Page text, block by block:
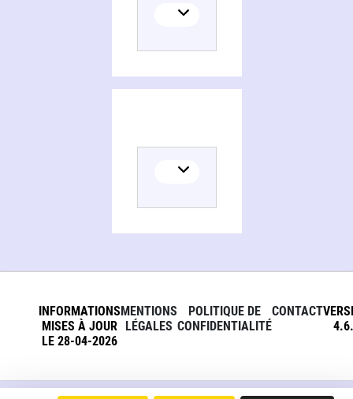
INFORMATIONS
MISES À JOUR
LE 28-04-2026
MENTIONS
LÉGALES
POLITIQUE DE
CONFIDENTIALITÉ
CONTACT